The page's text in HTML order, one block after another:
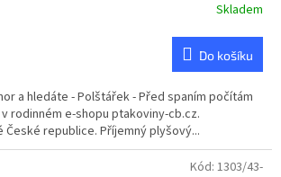
Skladem
Do košíku
a hledáte - Polštářek - Před spaním počítám
rodinném e-shopu ptakoviny-cb.cz.
České republice. Příjemný plyšový...
Kód: 1303/43-